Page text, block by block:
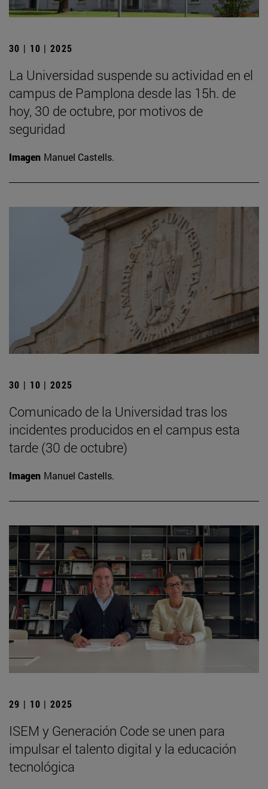
30 | 10 | 2025
La Universidad suspende su actividad en el
campus de Pamplona desde las 15h. de
hoy, 30 de octubre, por motivos de
seguridad
Imagen Manuel Castells.
30 | 10 | 2025
Comunicado de la Universidad tras los
incidentes producidos en el campus esta
tarde (30 de octubre)
Imagen Manuel Castells.
29 | 10 | 2025
ISEM y Generación Code se unen para
impulsar el talento digital y la educación
tecnológica